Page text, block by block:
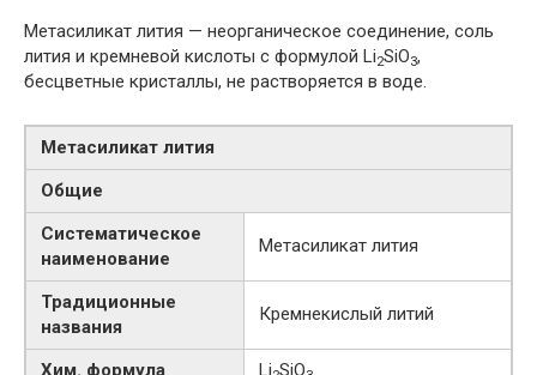
Метасиликат лития — неорганическое соединение, соль
лития и кремневой кислоты с формулой Li2SiO3,
бесцветные кристаллы, не растворяется в воде.
Метасиликат лития
Общие
Систематическое
наименование
Метасиликат лития
Традиционные
названия
Кремнекислый литий
Хим. формула Li SiO